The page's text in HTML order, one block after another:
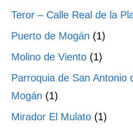
Teror – Calle Real de la
Puerto de Mogán (1)
Molino de Viento (1)
Parroquia de San Antonio
Mogán (1)
Mirador El Mulato (1)